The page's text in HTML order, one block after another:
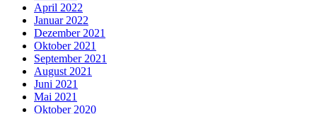
April 2022
Januar 2022
Dezember 2021
Oktober 2021
September 2021
August 2021
Juni 2021
Mai 2021
Oktober 2020